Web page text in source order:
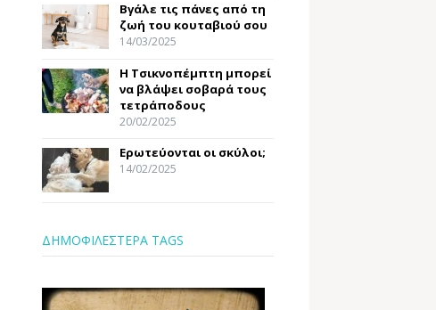
Βγάλε τις πάνες από τη
ζωή του κουταβιού σου
14/03/2025
Η Τσικνοπέμπτη μπορεί
να βλάψει σοβαρά τους
τετράποδους
20/02/2025
Ερωτεύονται οι σκύλοι;
14/02/2025
ΔΗΜΟΦΙΛΕΣΤΕΡΑ TAGS